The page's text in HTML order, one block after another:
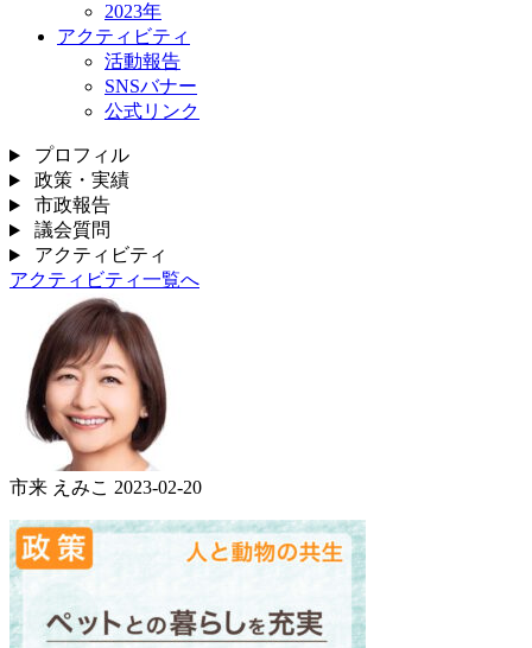
2023年
アクティビティ
活動報告
SNSバナー
公式リンク
プロフィル
政策・実績
市政報告
議会質問
アクティビティ
アクティビティ一覧へ
市来 えみこ 2023-02-20